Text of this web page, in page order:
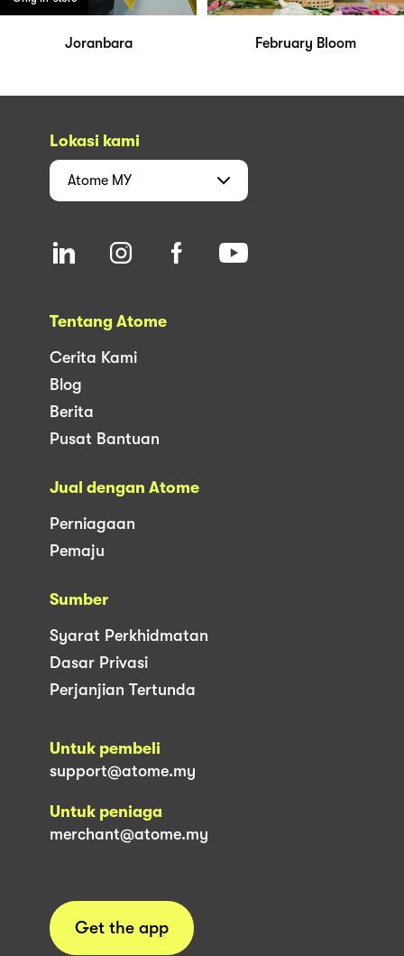
Joranbara February Bloom
Lokasi kami
Atome MY
Tentang Atome
Cerita Kami
Blog
Berita
Pusat Bantuan
Jual dengan Atome
Perniagaan
Pemaju
Sumber
Syarat Perkhidmatan
Dasar Privasi
Perjanjian Tertunda
Untuk pembeli
support@atome.my
Untuk peniaga
merchant@atome.my
Get the app